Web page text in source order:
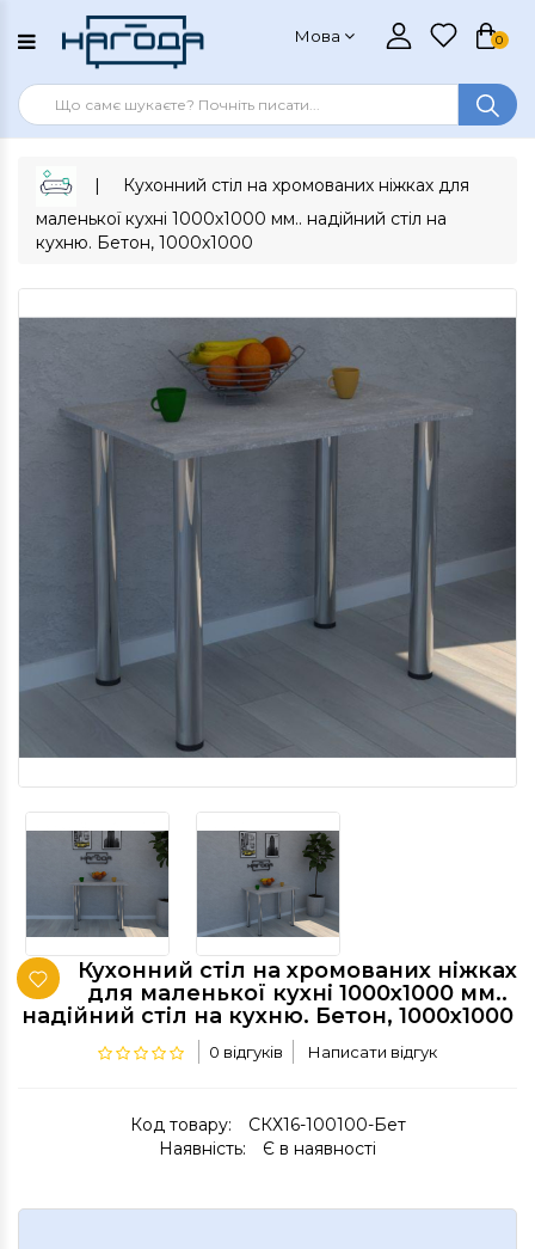
Мова 0
Кухонний стіл на хромованих ніжках для
маленької кухні 1000х1000 мм.. надійний стіл на
кухню. Бетон, 1000х1000
Кухонний стіл на хромованих ніжках
для маленької кухні 1000х1000 мм..
надійний стіл на кухню. Бетон, 1000х1000
0 відгуків Написати відгук
Код товару:
СКХ16-100100-Бет
Наявність:
Є в наявності